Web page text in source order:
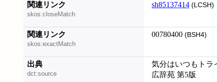
関連リンク
skos:closeMatch
sh85137414 (LCSH)
関連リンク
skos:exactMatch
00780400 (BSH4)
出典
dct:source
気分はいつもトラ
広辞苑 第5版